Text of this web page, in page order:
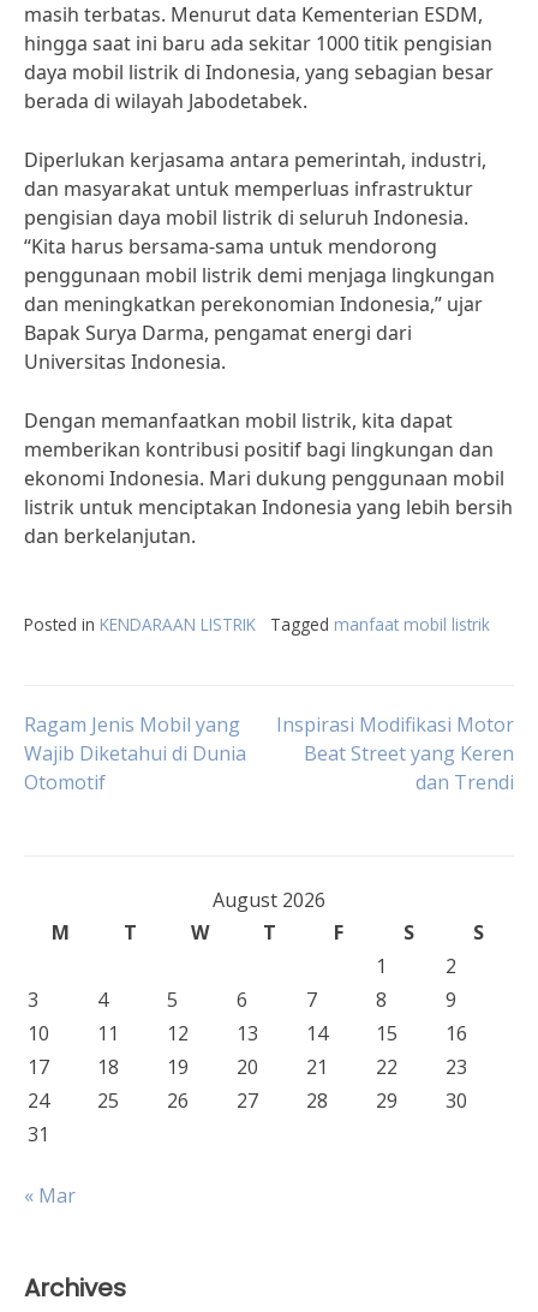
masih terbatas. Menurut data Kementerian ESDM,
hingga saat ini baru ada sekitar 1000 titik pengisian
daya mobil listrik di Indonesia, yang sebagian besar
berada di wilayah Jabodetabek.
Diperlukan kerjasama antara pemerintah, industri,
dan masyarakat untuk memperluas infrastruktur
pengisian daya mobil listrik di seluruh Indonesia.
“Kita harus bersama-sama untuk mendorong
penggunaan mobil listrik demi menjaga lingkungan
dan meningkatkan perekonomian Indonesia,” ujar
Bapak Surya Darma, pengamat energi dari
Universitas Indonesia.
Dengan memanfaatkan mobil listrik, kita dapat
memberikan kontribusi positif bagi lingkungan dan
ekonomi Indonesia. Mari dukung penggunaan mobil
listrik untuk menciptakan Indonesia yang lebih bersih
dan berkelanjutan.
Posted in KENDARAAN LISTRIK Tagged manfaat mobil listrik
Post
navigation
Ragam Jenis Mobil yang
Wajib Diketahui di Dunia
Otomotif
Inspirasi Modifikasi Motor
Beat Street yang Keren
dan Trendi
August 2026
M
T W T F S
S
1
2
3
4 5 6 7 8
9
10
11 12 13 14 15
16
17
18 19 20 21 22
23
24
25 26 27 28 29
30
31
« Mar
Archives